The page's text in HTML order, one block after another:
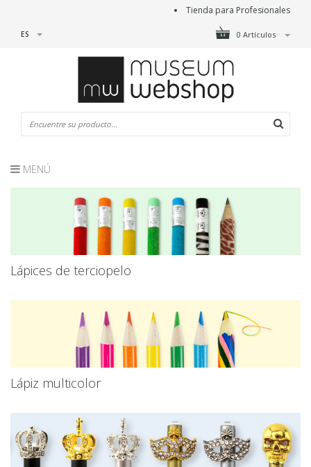
Tienda para Profesionales
0 Artículos
ES
MENÚ
Lápices de terciopelo
Lápiz multicolor